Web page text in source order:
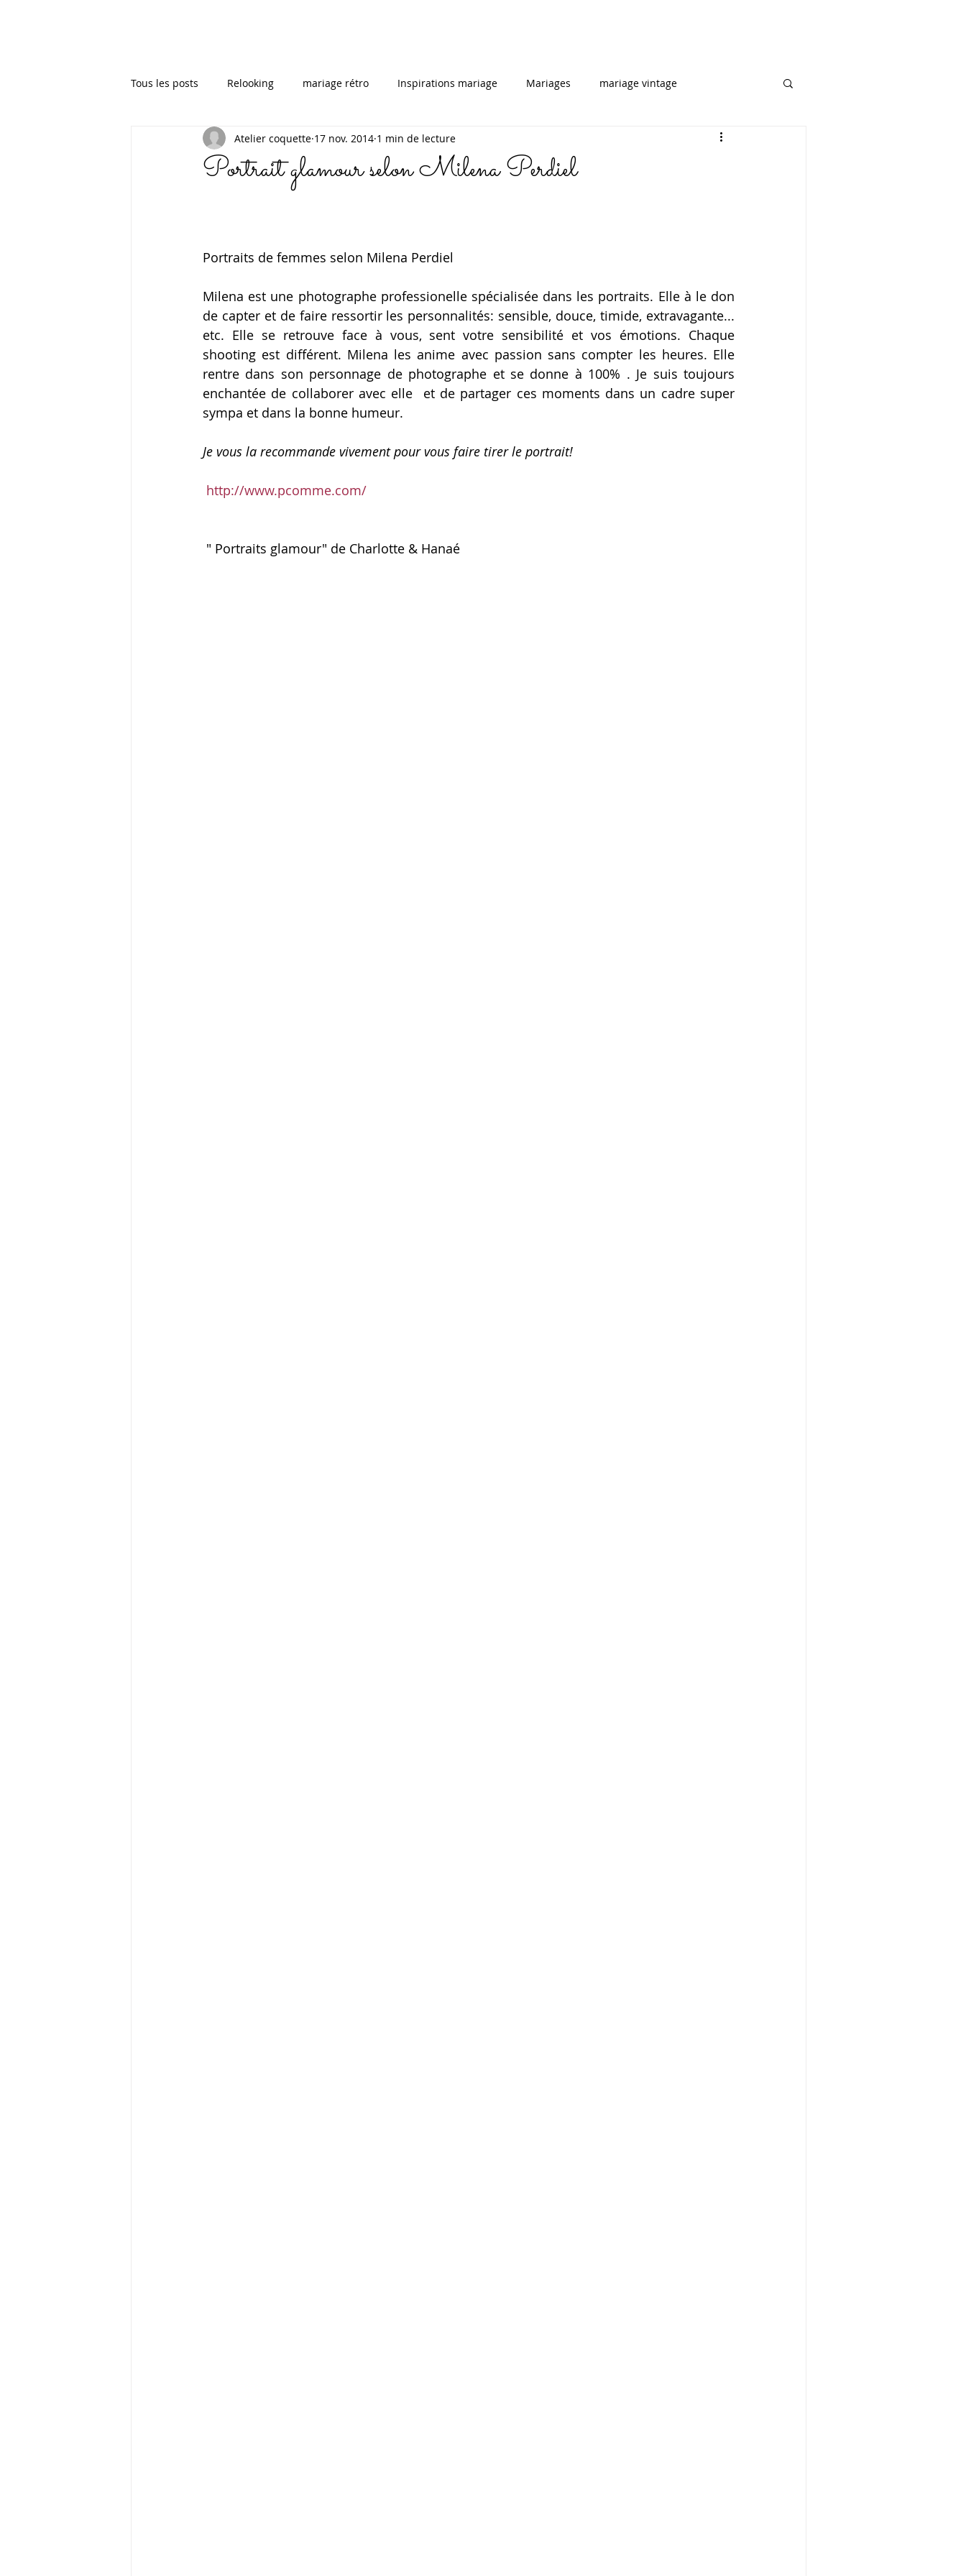
Tous les posts Relooking mariage rétro Inspirations mariage Mariages mariage vintage
robe de mariée évènements Tutoriel Portrait personnel
Evènementiel shooting d'inspiration mariage editorial mariage
mariage urbain mariage bordeaux photo mariage bordeaux coiffeur bordeaux
publications mariage bord coiffeurdemariée
Portrait glamour selon Milena Perdiel
Atelier coquette 17 nov. 2014 1 min de lecture
Portraits de femmes selon Milena Perdiel
Milena est une photographe professionelle spécialisée dans les portraits. Elle à le don
de capter et de faire ressortir les personnalités: sensible, douce, timide, extravagante...
etc. Elle se retrouve face à vous, sent votre sensibilité et vos émotions. Chaque
shooting est différent. Milena les anime avec passion sans compter les heures. Elle
rentre dans son personnage de photographe et se donne à 100% . Je suis toujours
enchantée de collaborer avec elle  et de partager ces moments dans un cadre super
sympa et dans la bonne humeur.
Je vous la recommande vivement pour vous faire tirer le portrait!
http://www.pcomme.com/
" Portraits glamour" de Charlotte & Hanaé